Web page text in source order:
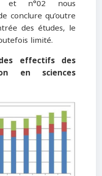
et n°02 nous
conclure qu’outre
des études, le
limité.
effectifs des
en sciences